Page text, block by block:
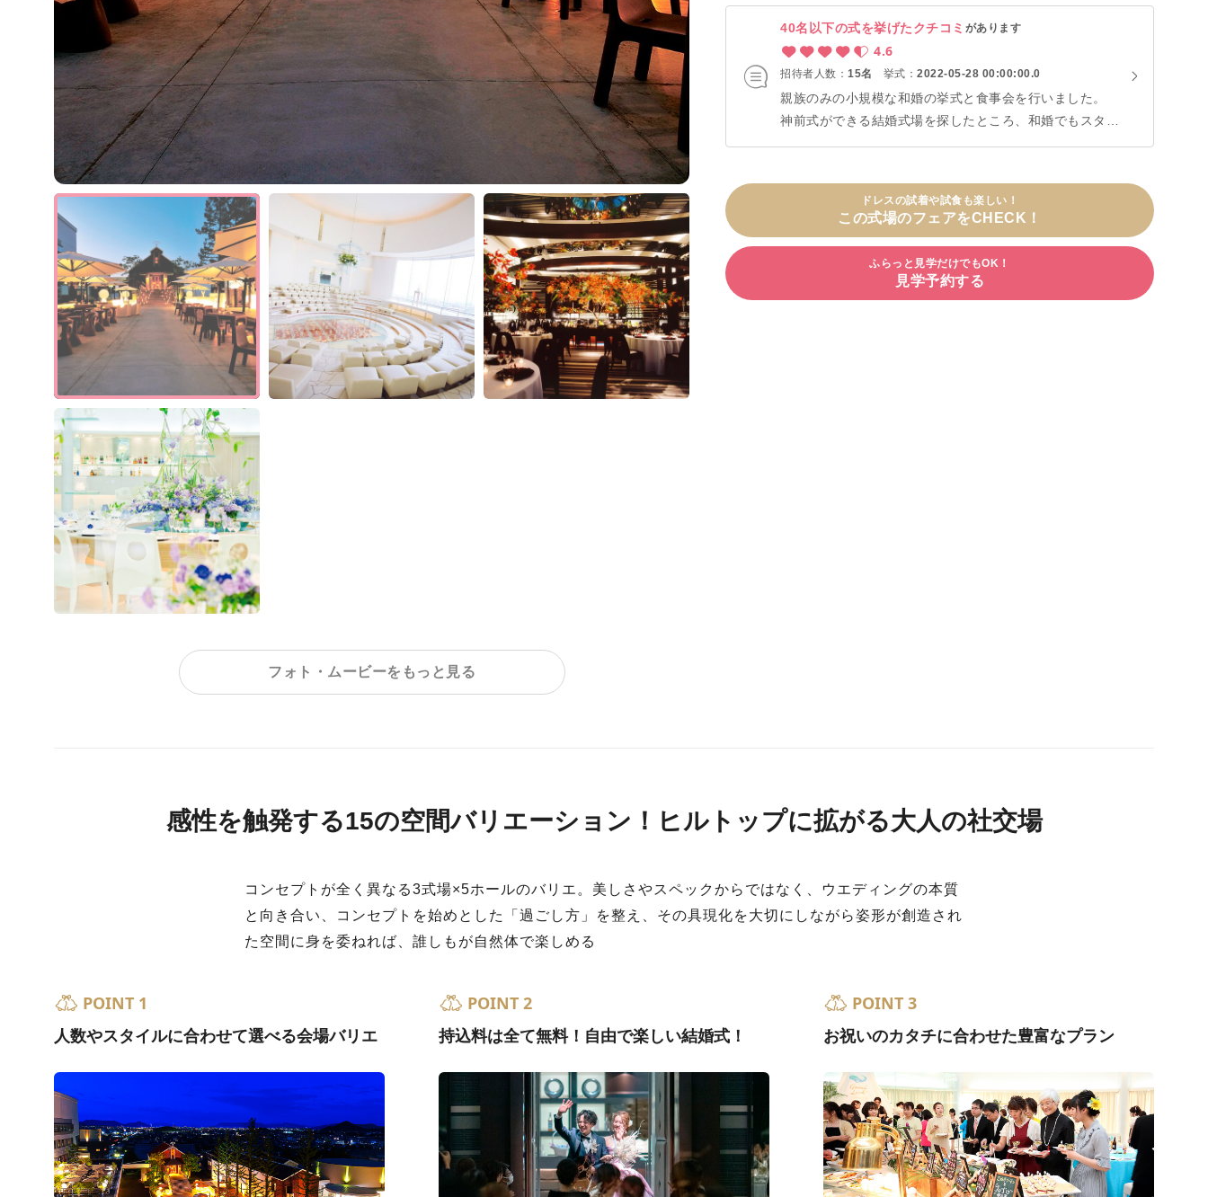
フォト・ムービーをもっと見る
40名以下の式を挙げたクチコミ があります
4.6
招待者人数：15名 挙式：2022-05-28 00:00:00.0
親族のみの小規模な和婚の挙式と食事会を行いました。
神前式ができる結婚式場を探したところ、和婚でもスタイ
挙式会場と食事会場が近くバリアフリーであることもポイ
ントでした。また、お料理がとても美味しく感動しまし
レスポンスが早く、スムーズに準備することが出来まし
ドレスの試着や試食も楽しい！
この式場のフェアをCHECK！
ふらっと見学だけでもOK！
見学予約する
感性を触発する15の空間バリエーション！ヒルトップに拡がる大人の社交場
コンセプトが全く異なる3式場×5ホールのバリエ。美しさやスペックからではなく、ウエディングの本質
と向き合い、コンセプトを始めとした「過ごし方」を整え、その具現化を大切にしながら姿形が創造され
た空間に身を委ねれば、誰しもが自然体で楽しめる
POINT 1
人数やスタイルに合わせて選べる会場バリエ
POINT 2
持込料は全て無料！自由で楽しい結婚式！
POINT 3
お祝いのカタチに合わせた豊富なプラン